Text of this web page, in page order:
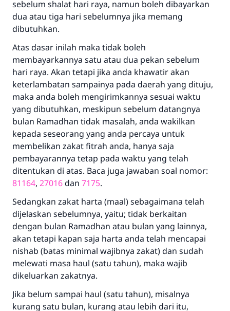
sebelum shalat hari raya, namun boleh dibayarkan
dua atau tiga hari sebelumnya jika memang
dibutuhkan.
Atas dasar inilah maka tidak boleh
membayarkannya satu atau dua pekan sebelum
hari raya. Akan tetapi jika anda khawatir akan
keterlambatan sampainya pada daerah yang dituju,
maka anda boleh mengirimkannya sesuai waktu
yang dibutuhkan, meskipun sebelum datangnya
bulan Ramadhan tidak masalah, anda wakilkan
kepada seseorang yang anda percaya untuk
membelikan zakat fitrah anda, hanya saja
pembayarannya tetap pada waktu yang telah
ditentukan di atas. Baca juga jawaban soal nomor:
81164, 27016dan 7175.
Sedangkan zakat harta (maal) sebagaimana telah
dijelaskan sebelumnya, yaitu; tidak berkaitan
dengan bulan Ramadhan atau bulan yang lainnya,
akan tetapi kapan saja harta anda telah mencapai
nishab (batas minimal wajibnya zakat) dan sudah
melewati masa haul (satu tahun), maka wajib
dikeluarkan zakatnya.
Jika belum sampai haul (satu tahun), misalnya
kurang satu bulan, kurang atau lebih dari itu,
Jawaban no. 110845
menyelamatkan pernikahan.
Bantu kami dalam memberikan jawaban untuk umat
Rasulullah ﷺ bersabda
"Siapa yang menunjukkan suatu kebaikan,
meka dia akan mendapatkan pahala yang
sama dengan orang yang melakukannya"
MUSLIM, 1893
Saham